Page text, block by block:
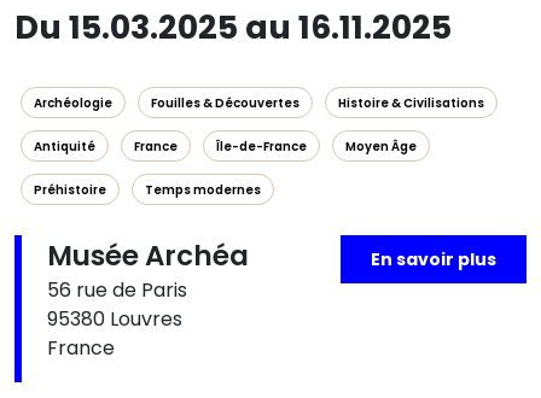
Du 15.03.2025 au 16.11.2025
Archéologie Fouilles & Découvertes Histoire & Civilisations
Antiquité France Île-de-France Moyen Âge
Préhistoire Temps modernes
Musée Archéa
56 rue de Paris
95380 Louvres
France
En savoir plus